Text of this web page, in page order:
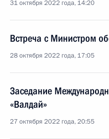
31 октября 2022 года, 14:20
Встреча с Министром
28 октября 2022 года, 17:05
Заседание
«Валдай»
27 октября 2022 года, 20:55